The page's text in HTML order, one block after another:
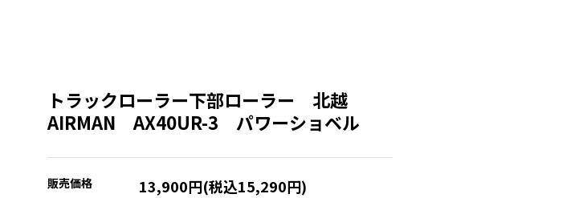
トラックローラー下部ローラー 北越
AIRMAN AX40UR-3 パワーショベル
販売価格 13,900円(税込15,290円)